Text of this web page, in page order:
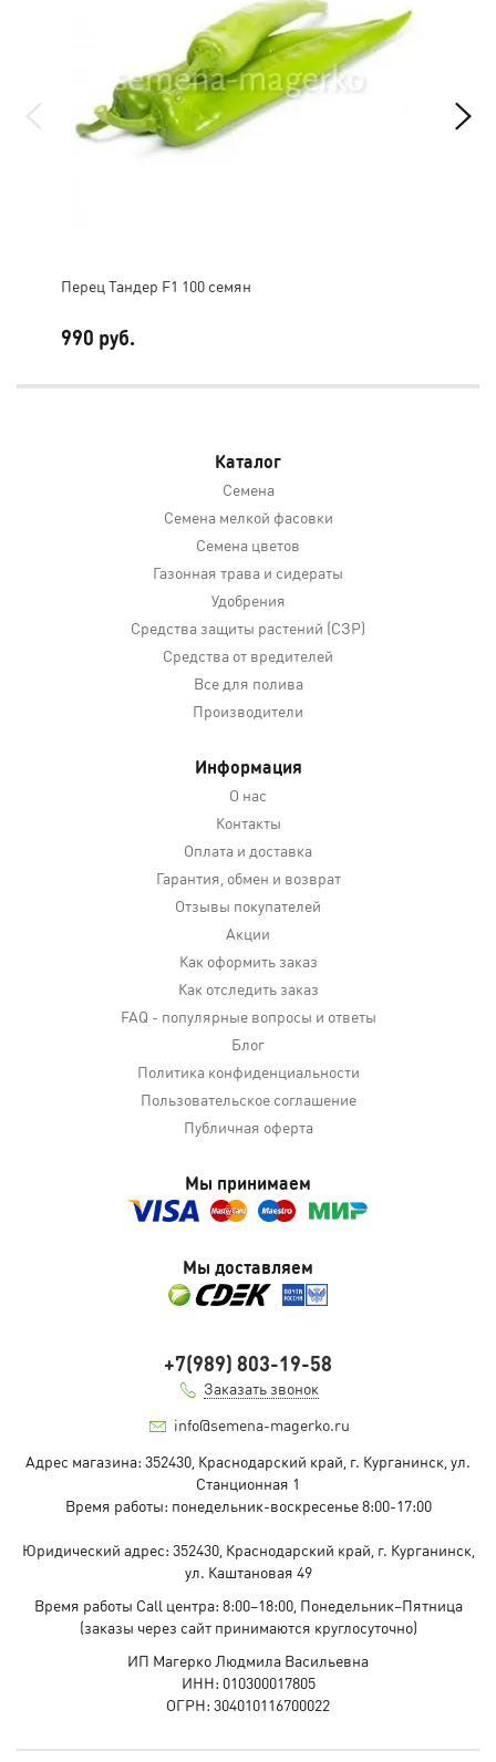
Перец Тандер F1 100 семян
990 руб.
Каталог
Семена
Семена мелкой фасовки
Семена цветов
Газонная трава и сидераты
Удобрения
Средства защиты растений (СЗР)
Средства от вредителей
Все для полива
Производители
Информация
О нас
Контакты
Оплата и доставка
Гарантия, обмен и возврат
Отзывы покупателей
Акции
Как оформить заказ
Как отследить заказ
FAQ - популярные вопросы и ответы
Блог
Политика конфиденциальности
Пользовательское соглашение
Публичная оферта
Мы принимаем
Мы доставляем
+7(989) 803-19-58
Заказать звонок
info@semena-magerko.ru
Адрес магазина: 352430, Краснодарский край, г. Курганинск, ул.
Станционная 1
Время работы: понедельник-воскресенье 8:00-17:00
Юридический адрес: 352430, Краснодарский край, г. Курганинск,
ул. Каштановая 49
Время работы Call центра: 8:00–18:00, Понедельник–Пятница
(заказы через сайт принимаются круглосуточно)
ИП Магерко Людмила Васильевна
ИНН: 010300017805
ОГРН: 304010116700022